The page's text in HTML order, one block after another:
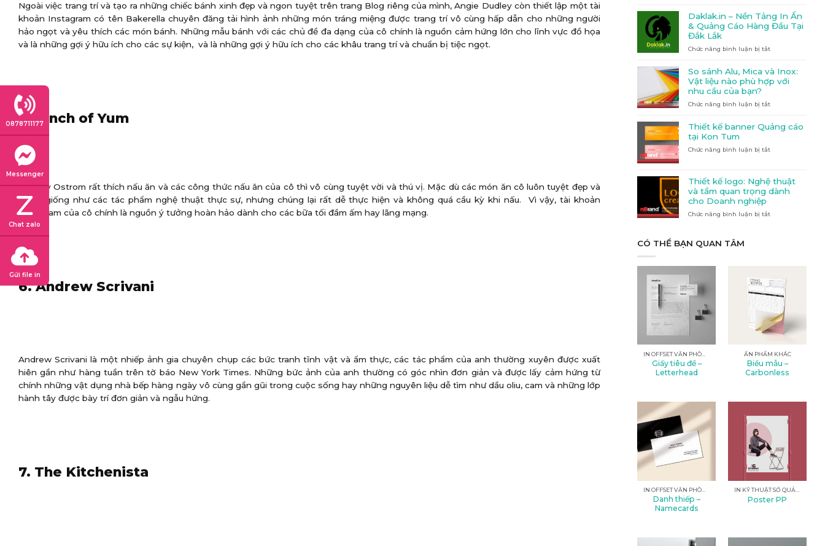
Ngoài việc trang trí và tạo ra những chiếc bánh xinh đẹp và ngon tuyệt trên trang Blog riêng của mình, Angie Dudley còn thiết lập một tài
khoản Instagram có tên Bakerella chuyên đăng tải hình ảnh những món tráng miệng được trang trí vô cùng hấp dẫn cho những người
hảo ngọt và yêu thích các món bánh. Những mẫu bánh với các chủ đề đa dạng của cô chính là nguồn cảm hứng lớn cho lĩnh vực đồ họa
và là những gợi ý hữu ích cho các sự kiện, và là những gợi ý hữu ích cho các khâu trang trí và chuẩn bị tiệc ngọt.
5. Pinch of Yum
Lindsay Ostrom rất thích nấu ăn và các công thức nấu ăn của cô thì vô cùng tuyệt vời và thú vị. Mặc dù các món ăn cô luôn tuyệt đẹp và
trông giống như các tác phẩm nghệ thuật thực sự, nhưng chúng lại rất dễ thực hiện và không quá cầu kỳ khi nấu. Vì vậy, tài khoản
Instagram của cô chính là nguồn ý tưởng hoàn hảo dành cho các bữa tối đầm ấm hay lãng mạng.
6. Andrew Scrivani
Andrew Scrivani là một nhiếp ảnh gia chuyên chụp các bức tranh tĩnh vật và ẩm thực, các tác phẩm của anh thường xuyên được xuất
hiên gần như hàng tuần trên tờ báo New York Times. Những bức ảnh của anh thường có góc nhìn đơn giản và được lấy cảm hứng từ
chính những vật dụng nhà bếp hàng ngày vô cùng gần gũi trong cuộc sống hay những nguyên liệu dễ tìm như dầu oliu, cam và những lớp
hành tây được bày trí đơn giản và ngẫu hứng.
7. The Kitchenista
về
bảng
tại
Kon
Tum:
đủ
và
Daklak.in – Nền Tảng In Ấn
& Quảng Cáo Hàng Đầu Tại
Đắk Lắk
Chức năng bình luận bị tắt
–
Nền
Tảng
Quảng
Cáo
Lắk
So sánh Alu, Mica và Inox:
Vật liệu nào phù hợp với
nhu cầu của bạn?
Chức năng bình luận bị tắt
sánh
Alu,
liệu
nào
phù
Thiết kế banner Quảng cáo
tại Kon Tum
Chức năng bình luận bị tắt
banner
Quảng
cáo
Thiết kế logo: Nghệ thuật
và tầm quan trọng dành
cho Doanh nghiệp
Chức năng bình luận bị tắt
tầm
quan
trọng
dành
cho
Doanh
nghiệp
CÓ THỂ BẠN QUAN TÂM
IN OFFSET VĂN PHÒNG
Giấy tiêu đề –
Letterhead
ẤN PHẨM KHÁC
Biểu mẫu –
Carbonless
IN OFFSET VĂN PHÒNG
Danh thiếp –
Namecards
Poster PP
0878711177
Messenger
Chat zalo
Gửi file in